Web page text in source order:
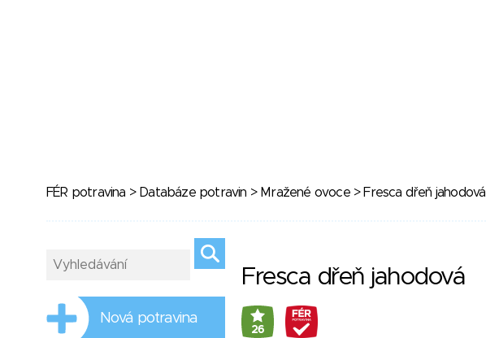
FÉR potravina > Databáze potravin > Mražené ovoce> Fresca dřeň jahodová
Fresca dřeň jahodová
26
Nová potravina